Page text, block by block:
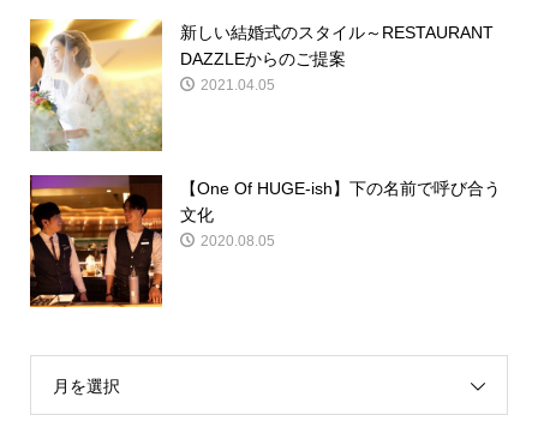
新しい結婚式のスタイル～RESTAURANT
DAZZLEからのご提案
2021.04.05
【One Of HUGE-ish】下の名前で呼び合う
文化
2020.08.05
月を選択